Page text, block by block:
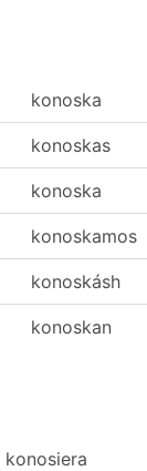
konoska
konoskas
konoska
konoskamos
konoskásh
konoskan
konosiera